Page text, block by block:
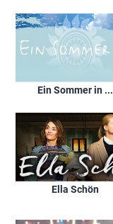
Ein Sommer in ...
Ella Schön